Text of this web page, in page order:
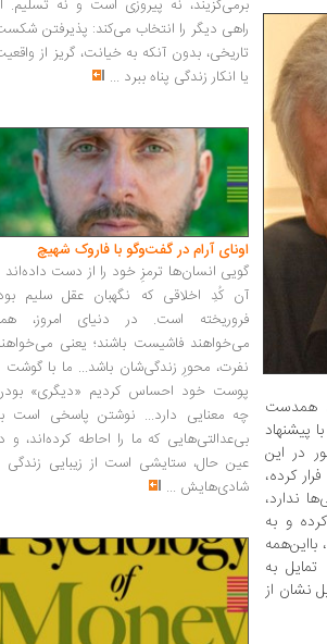
همدست
پیشنهاد
در این
کرده،
ندارد،
و به
به
نشان از
برمی‌گزیند، نه پیروزی است و نه تسلیم.
راهی دیگر را انتخاب می‌کند: پذیرفتن
تاریخی، بدون آنکه به خیانت، گریز از
یا انکار زندگی پناه ببرد ...
اونای آرام در گفت‌وگو با فاروک شهیچ‭
گویی انسان‌ها ترمزِ خود را از دست داده‌اند
آن کُدِ اخلاقی که نگهبان عقل سلیم
فروریخته است. در دنیای امروز،
می‌خواهند فاشیست باشند؛ یعنی
نفرت، محورِ زندگی‌شان باشد... ما با گوشت
پوست خود احساس کردیم «دیگری»
چه معنایی دارد... نوشتن پاسخی است
بی‌عدالتی‌هایی که ما را احاطه کرده‌اند، و
عین حال، ستایشی است از زیبایی زندگی
شادی‌هایش ...